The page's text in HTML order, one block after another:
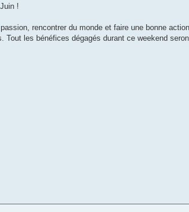
!
rencontrer du monde et faire une bonne
Tout les bénéfices dégagés durant ce weekend